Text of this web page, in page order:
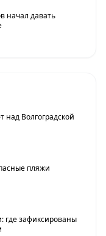
начал давать
Волгоградской
пляжи
где зафиксированы